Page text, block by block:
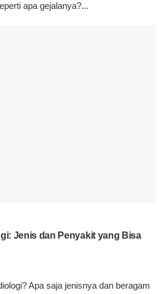
apa gejalanya?...
Jenis dan Penyakit yang Bisa
Apa saja jenisnya dan beragam